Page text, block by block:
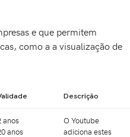
e que permitem
como a a visualização de
Descrição
anos
anos
O Youtube
adiciona estes